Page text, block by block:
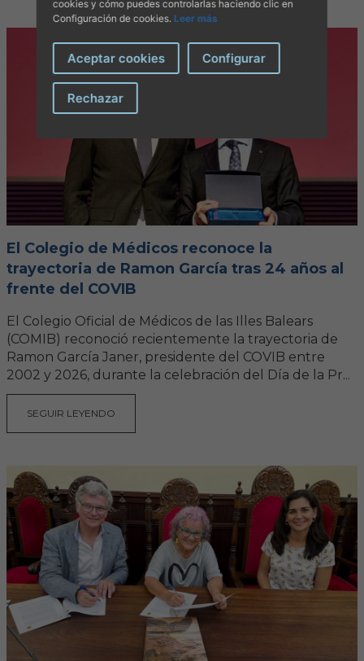
El Colegio de Médicos reconoce la
trayectoria de Ramon García tras 24 años al
frente del COVIB
El Colegio Oficial de Médicos de las Illes Balears
(COMIB) reconoció recientemente la trayectoria de
Ramon García Janer, presidente del COVIB entre
2002 y 2026, durante la celebración del Día de la Pr...
SEGUIR LEYENDO
cookies y cómo puedes controlarlas haciendo clic en
Configuración de cookies. Leer más
Aceptar cookies Configurar
Rechazar